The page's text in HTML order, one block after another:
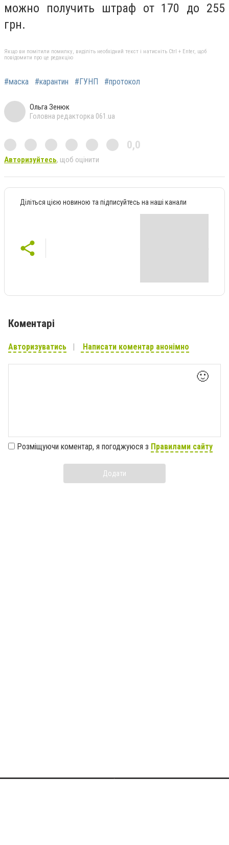
можно получить штраф от 170 до 255
грн.
Якщо ви помітили помилку, виділіть необхідний текст і натисніть Ctrl + Enter, щоб
повідомити про це редакцію
#маска #карантин #ГУНП #протокол
Ольга Зенюк
Головна редакторка 061.ua
0,0
Авторизуйтесь, щоб оцінити
Діліться цією новиною та підписуйтесь на наші канали
Коментарі
Авторизуватись Написати коментар анонімно
🙂
Розміщуючи коментар, я погоджуюся з Правилами сайту
Додати